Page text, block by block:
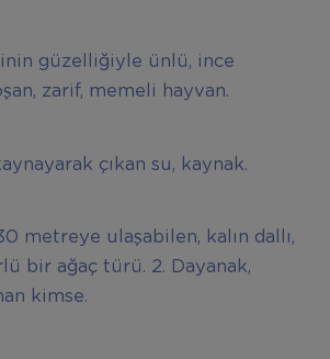
güzelliğiyle ünlü, ince
zarif, memeli hayvan.
çıkan su, kaynak.
metreye ulaşabilen, kalın dallı,
bir ağaç türü. 2. Dayanak,
kimse.